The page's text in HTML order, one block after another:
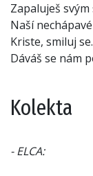
Zapaluješ svým
Naší
Kriste, smiluj se.
Dáváš se nám
Kolekta
- ELCA: